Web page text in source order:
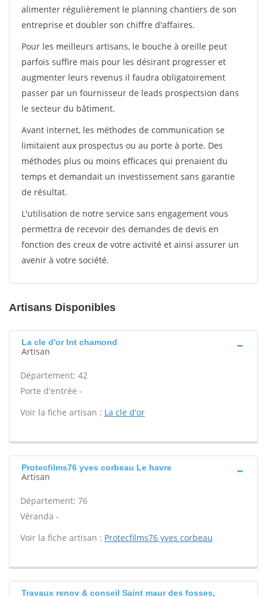
alimenter régulièrement le planning chantiers de son
entreprise et doubler son chiffre d'affaires.
Pour les meilleurs artisans, le bouche à oreille peut
parfois suffire mais pour les désirant progresser et
augmenter leurs revenus il faudra obligatoirement
passer par un fournisseur de leads prospectsion dans
le secteur du bâtiment.
Avant internet, les méthodes de communication se
limitaient aux prospectus ou au porte à porte. Des
méthodes plus ou moins efficaces qui prenaient du
temps et demandait un investissement sans garantie
de résultat.
L'utilisation de notre service sans engagement vous
permettra de recevoir des demandes de devis en
fonction des creux de votre activité et ainsi assurer un
avenir à votre société.
Artisans Disponibles
La cle d'or Int chamond
Artisan
Département: 42
Porte d'entrée -
Voir la fiche artisan : La cle d'or
Protecfilms76 yves corbeau Le havre
Artisan
Département: 76
Véranda -
Voir la fiche artisan : Protecfilms76 yves corbeau
Travaux renov & conseil Saint maur des fosses,